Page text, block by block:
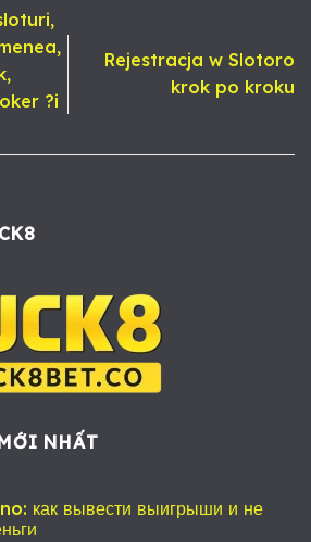
?i
Rejestracja w Slotoro
krok po kroku
NHẤT
как вывести выигрыши и не